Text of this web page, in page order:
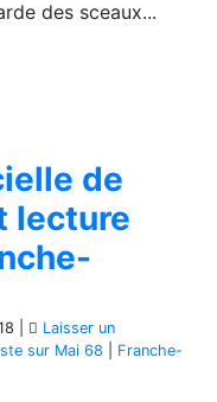
des sceaux...
de
lecture
Laisser un
sur Mai 68
Franche-